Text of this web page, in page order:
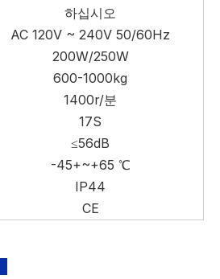
하십시오
AC 120V ~ 240V 50/60Hz
200W/250W
600-1000kg
1400r/분
17S
≤56dB
-45+~+65 ℃
IP44
CE